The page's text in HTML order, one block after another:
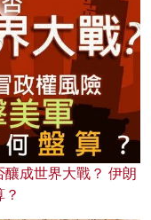
成世界大戰？ 伊朗